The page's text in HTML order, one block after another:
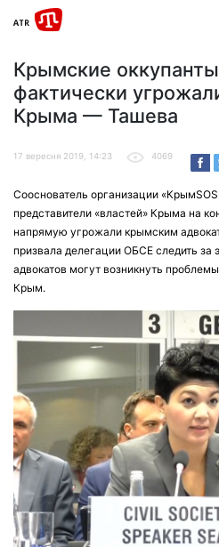
Крымские
фактически
Крыма — Ташева
17 вересня 2019, 14:23 4069
Сооснователь организации
представители «властей» Крыма на
напрямую угрожали крымским
призвала делегации ОБСЕ следить за
адвокатов могут возникнуть
Крым.